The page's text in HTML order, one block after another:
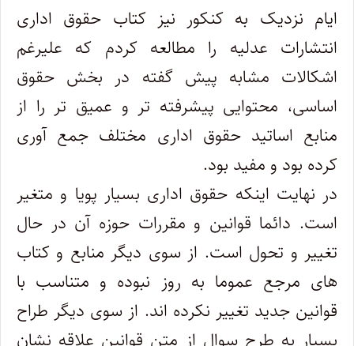
ایام نزدیک به کنکور نیز کتاب حقوق اداری
انتشارات عدلیه را مطالعه کردم که علیرغم
اشکالات مشابه پیش گفته در بخش حقوق
اساسی، محتوایی پیشرفته تر و عمیق تر را از
منابع اساتید حقوق اداری مختلف جمع آوری
کرده بود و مفید بود.
در نهایت اینکه حقوق اداری بسیار پویا و متغیر
است. دائما قوانین و مقررات حوزه آن در حال
تغییر و تحول است. از سوی دیگر منابع و کتاب
های مرجع عموما به روز نبوده و متناسب با
قوانین جدید تغییر نکرده اند. از سوی دیگر طراح
بسیار به طرح سوال از متن قوانین علاقه نشان